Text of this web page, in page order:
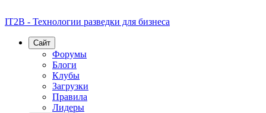
IT2B - Технологии разведки для бизнеса
Сайт
Форумы
Блоги
Клубы
Загрузки
Правила
Лидеры